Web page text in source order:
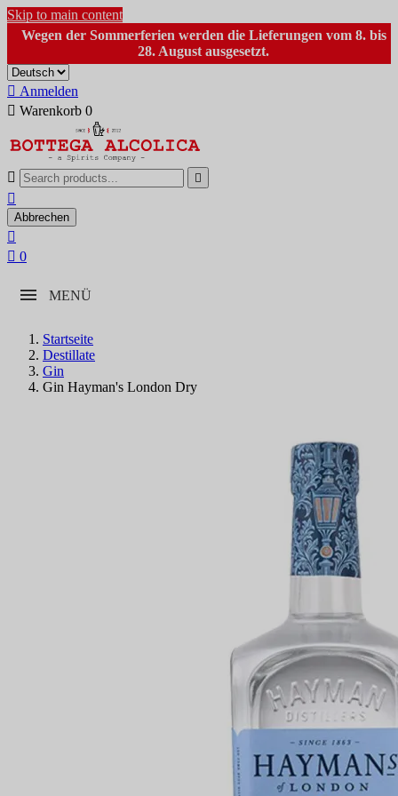
Skip to main content
Wegen der Sommerferien werden die Lieferungen vom 8. bis
28. August ausgesetzt.
 Anmelden
 Warenkorb 0
 

Abbrechen

 0
MENÜ
Startseite
Destillate
Gin
Gin Hayman's London Dry